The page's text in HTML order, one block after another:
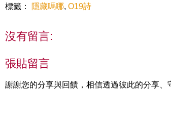
標籤：
隱藏嗎哪, O19詩
沒有留言:
張貼留言
謝謝您的分享與回饋，相信透過彼此的分享、